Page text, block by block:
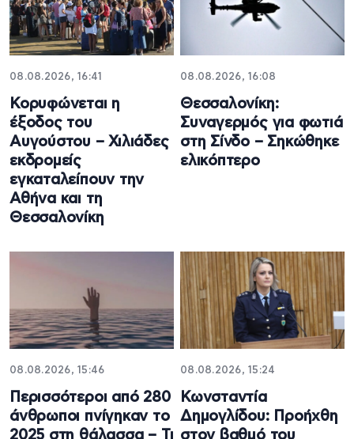
08.08.2026, 16:41
Κορυφώνεται η
έξοδος του
Αυγούστου – Χιλιάδες
εκδρομείς
εγκαταλείπουν την
Αθήνα και τη
Θεσσαλονίκη
08.08.2026, 16:08
Θεσσαλονίκη:
Συναγερμός για φωτιά
στη Σίνδο – Σηκώθηκε
ελικόπτερο
08.08.2026, 15:46
Περισσότεροι από 280
άνθρωποι πνίγηκαν το
2025 στη θάλασσα – Τι
08.08.2026, 15:24
Κωνσταντία
Δημογλίδου: Προήχθη
στον βαθμό του